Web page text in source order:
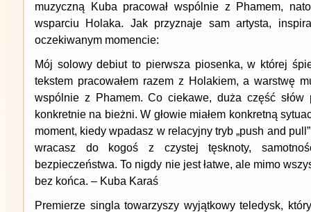
muzyczną Kuba pracował wspólnie z Phamem,
wsparciu Holaka. Jak przyznaje sam artysta,
oczekiwanym momencie:
Mój solowy debiut to pierwsza piosenka, w której
tekstem pracowałem razem z Holakiem, a warstwę
wspólnie z Phamem. Co ciekawe, duża część słów
konkretnie na bieżni. W głowie miałem konkretną
moment, kiedy wpadasz w relacyjny tryb „push and
wracasz do kogoś z czystej tęsknoty,
bezpieczeństwa. To nigdy nie jest łatwe, ale mimo
bez końca. – Kuba Karaś
Premierze singla towarzyszy wyjątkowy teledysk,